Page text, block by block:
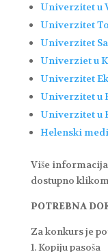
Univerzitet u
Univerzitet
Univerzitet
Univerziet u
Univerzitet
Univerzitet u
Univerzitet u
Helenski
Više
dostupno
POTREBNA
Za konkurs je
1. Kopiju pasoša